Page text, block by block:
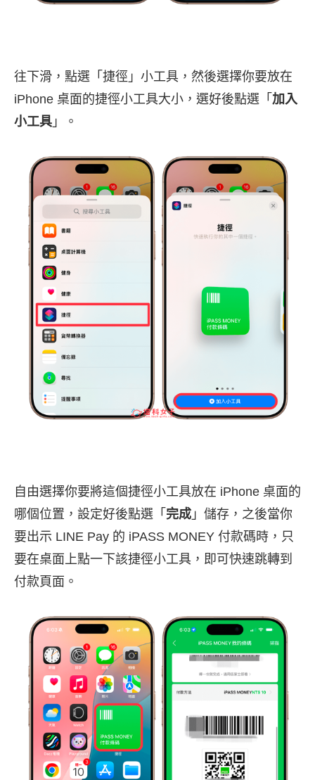
往下滑，點選「捷徑」小工具，然後選擇你要放在
iPhone 桌面的捷徑小工具大小，選好後點選「 加入
小工具 」。
自由選擇你要將這個捷徑小工具放在 iPhone 桌面的
哪個位置，設定好後點選「 完成 」儲存，之後當你
要出示 LINE Pay 的 iPASS MONEY 付款碼時，只
要在桌面上點一下該捷徑小工具，即可快速跳轉到
付款頁面。